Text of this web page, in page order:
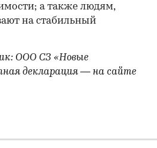
а также людям,
на стабильный
ООО СЗ «Новые
декларация — на сайте